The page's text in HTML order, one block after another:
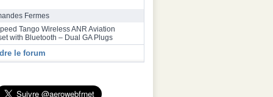
a inauguré une deuxième ligne
final de la famille A320 à Toulouse
Fermes
Tango Wireless ANR Aviation
with Bluetooth – Dual GA Plugs
le forum